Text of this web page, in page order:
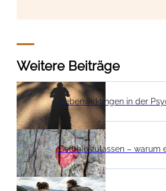
Weitere Beiträge
Nebenwirkungen in der
Gefühle zulassen – warum